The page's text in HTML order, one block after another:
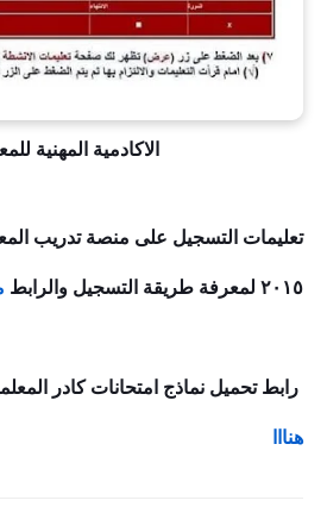
الاكادمية المهنية
تعليمات التسجيل على منصة تدريب
٢٠١٥ لمعرفة طريقة التسجيل والرابط
رابط تحميل نماذج امتحانات كادر المعلمين
هنااا